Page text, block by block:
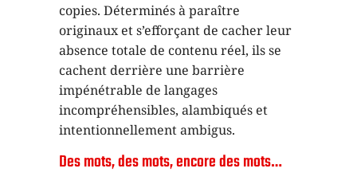
copies. Déterminés à paraître
originaux et s’efforçant de cacher leur
absence totale de contenu réel, ils se
cachent derrière une barrière
impénétrable de langages
incompréhensibles, alambiqués et
intentionnellement ambigus.
Des mots, des mots, encore des mots…